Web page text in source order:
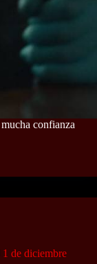
confianza
de diciembre